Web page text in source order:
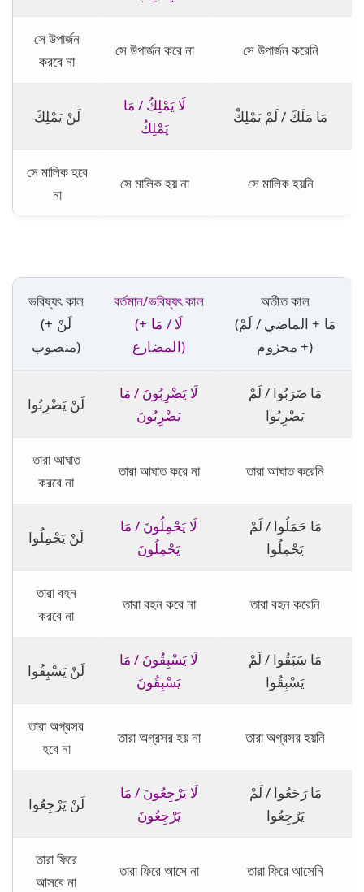
সে উপার্জন
করবে না
সে উপার্জন করে না সে উপার্জন করেনি
لَنْ يَمْلِكَ
لَا يَمْلِكُ / مَا
يَمْلِكُ
مَا مَلَكَ / لَمْ يَمْلِكْ
সে মালিক হবে
না
সে মালিক হয় না সে মালিক হয়নি
ভবিষ্যৎ কাল
(لَنْ +
منصوب)
বর্তমান/ভবিষ্যৎ কাল
(لَا / مَا +
المضارع)
অতীত কাল
(مَا + الماضي / لَمْ
+ مجزوم)
لَنْ يَضْرِبُوا
لَا يَضْرِبُونَ / مَا
يَضْرِبُونَ
مَا ضَرَبُوا / لَمْ
يَضْرِبُوا
তারা আঘাত
করবে না
তারা আঘাত করে না তারা আঘাত করেনি
لَنْ يَحْمِلُوا
لَا يَحْمِلُونَ / مَا
يَحْمِلُونَ
مَا حَمَلُوا / لَمْ
يَحْمِلُوا
তারা বহন
করবে না
তারা বহন করে না তারা বহন করেনি
لَنْ يَسْبِقُوا
لَا يَسْبِقُونَ / مَا
يَسْبِقُونَ
مَا سَبَقُوا / لَمْ
يَسْبِقُوا
তারা অগ্রসর
হবে না
তারা অগ্রসর হয় না তারা অগ্রসর হয়নি
لَنْ يَرْجِعُوا
لَا يَرْجِعُونَ / مَا
يَرْجِعُونَ
مَا رَجَعُوا / لَمْ
يَرْجِعُوا
তারা ফিরে
আসবে না
তারা ফিরে আসে না তারা ফিরে আসেনি